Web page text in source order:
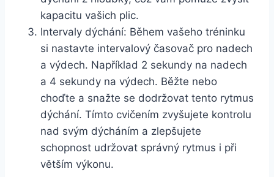
kapacitu vašich plic.
Intervaly dýchání: Během vašeho tréninku
si nastavte intervalový časovač pro nadech
a výdech. Například 2 sekundy na nadech
a 4 sekundy na výdech. Běžte nebo
choďte a snažte se dodržovat tento rytmus
dýchání. Tímto cvičením zvyšujete kontrolu
nad svým dýcháním a zlepšujete
schopnost udržovat správný rytmus i při
větším výkonu.